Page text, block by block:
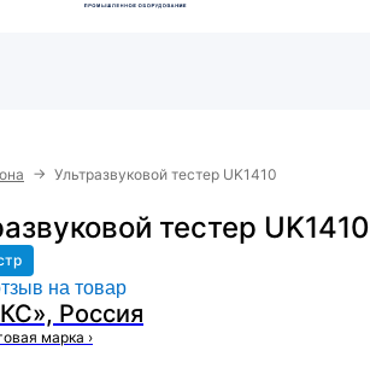
→ Ультразвуковой тестер UK1410
тестер UK1410
на товар
Россия
марка ›